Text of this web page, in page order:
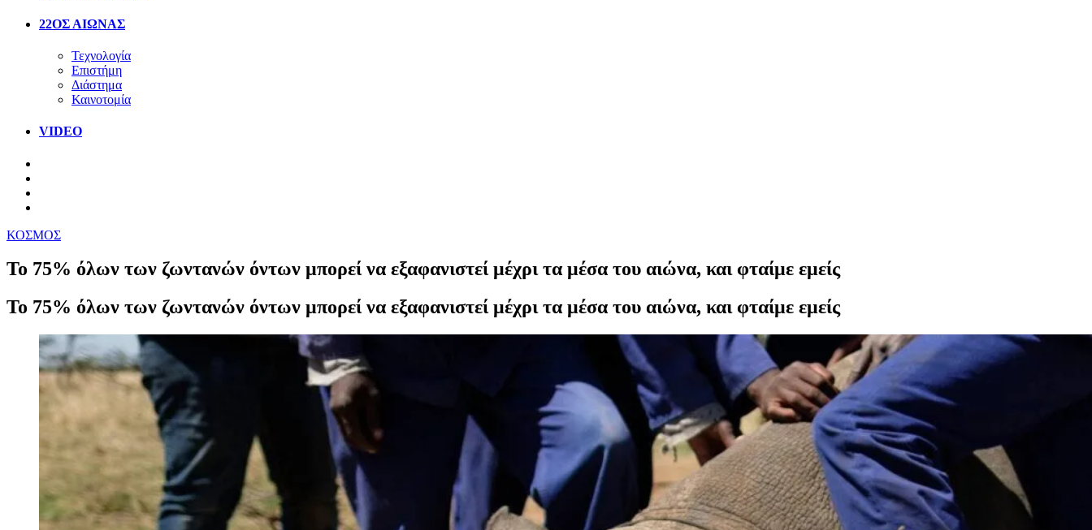
22ΟΣ ΑΙΩΝΑΣ
Τεχνολογία
Επιστήμη
Διάστημα
Καινοτομία
VIDEO
ΚΟΣΜΟΣ
Το 75% όλων των ζωντανών όντων μπορεί να εξαφανιστεί μέχρι τα μέσα του αιώνα, και φταίμε εμείς
Το 75% όλων των ζωντανών όντων μπορεί να εξαφανιστεί μέχρι τα μέσα του αιώνα, και φταίμε εμείς